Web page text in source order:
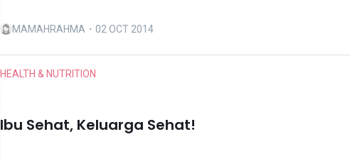
MAMAHRAHMA ・02 OCT 2014
HEALTH & NUTRITION
Ibu Sehat, Keluarga Sehat!